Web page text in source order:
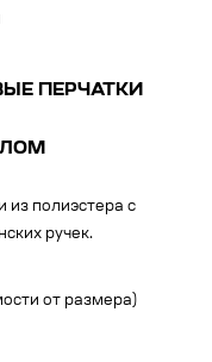
ПЕРЧАТКИ
из полиэстера с
ручек.
от размера)